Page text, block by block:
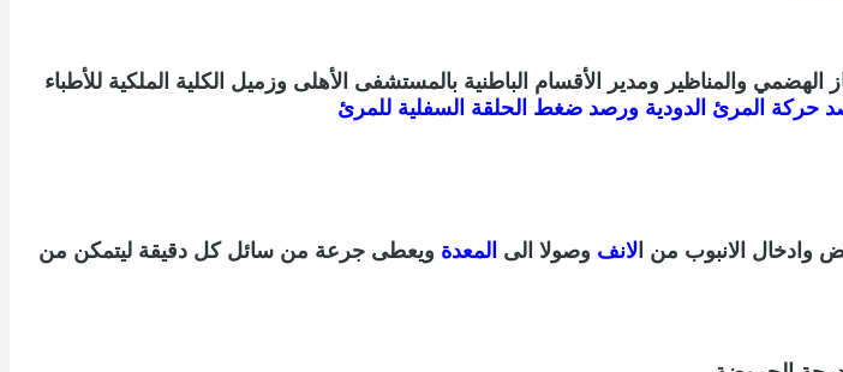
والمناظير ومدير الأقسام الباطنية بالمستشفى الأهلى وزميل الكلية الملكية للأطباء
حركة المرئ الدودية ورصد ضغط الحلقة السفلية للمرئ
وادخال الانبوب من ا لانف وصولا الى المعدة ويعطى جرعة من سائل كل دقيقة ليتمكن من